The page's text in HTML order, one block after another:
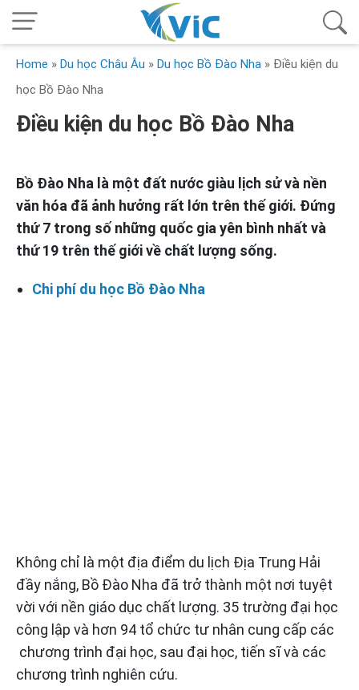
Home » Du học Châu Âu » Du học Bồ Đào Nha » Điều kiện du
học Bồ Đào Nha
Điều kiện du học Bồ Đào Nha
Bồ Đào Nha là một đất nước giàu lịch sử và nền
văn hóa đã ảnh hưởng rất lớn trên thế giới. Đứng
thứ 7 trong số những quốc gia yên bình nhất và
thứ 19 trên thế giới về chất lượng sống.
Chi phí du học Bồ Đào Nha
Không chỉ là một địa điểm du lịch Địa Trung Hải
đầy nắng, Bồ Đào Nha đã trở thành một nơi tuyệt
vời với nền giáo dục chất lượng. 35 trường đại học
công lập và hơn 94 tổ chức tư nhân cung cấp các
chương trình đại học, sau đại học, tiến sĩ và các
chương trình nghiên cứu.